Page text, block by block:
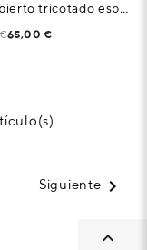
Polo abierto tricotado espiga caqui oscuro
65,00 €
Siguiente 
